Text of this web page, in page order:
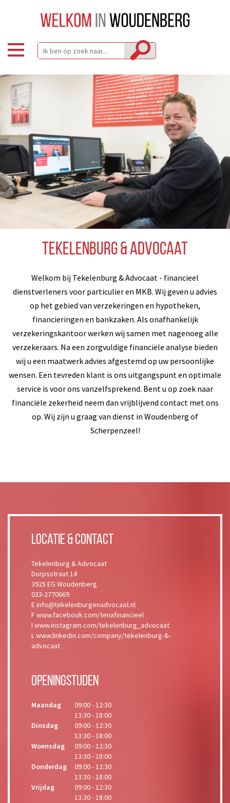
Tekelenburg & Advocaat
Welkom bij Tekelenburg & Advocaat - financieel
dienstverleners voor particulier en MKB. Wij geven u advies
op het gebied van verzekeringen en hypotheken,
financieringen en bankzaken. Als onafhankelijk
verzekeringskantoor werken wij samen met nagenoeg alle
verzekeraars. Na een zorgvuldige financiële analyse bieden
wij u een maatwerk advies afgestemd op uw persoonlijke
wensen. Een tevreden klant is ons uitgangspunt en optimale
service is voor ons vanzelfsprekend. Bent u op zoek naar
financiële zekerheid neem dan vrijblijvend contact met ons
op. Wij zijn u graag van dienst in Woudenberg of
Scherpenzeel!
Locatie & Contact
Tekelenburg & Advocaat
Dorpsstraat 14
3925 EG Woudenberg
033-2770669
E info@tekelenburgenadvocaat.nl
F www.facebook.com/tenafinancieel
I www.instagram.com/tekelenburg_advocaat
L www.linkedin.com/company/tekelenburg-&-
advocaat
Openingstijden
Maandag
09:00 - 12:30
13:30 - 18:00
Dinsdag
09:00 - 12:30
13:30 - 18:00
Woensdag
09:00 - 12:30
13:30 - 18:00
Donderdag
09:00 - 12:30
13:30 - 18:00
Vrijdag
09:00 - 12:30
13:30 - 18:00